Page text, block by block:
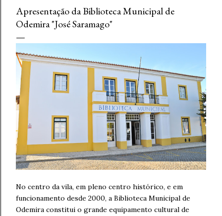
Apresentação da Biblioteca Municipal de
Odemira "José Saramago"
No centro da vila, em pleno centro histórico, e em
funcionamento desde 2000, a Biblioteca Municipal de
Odemira constitui o grande equipamento cultural de